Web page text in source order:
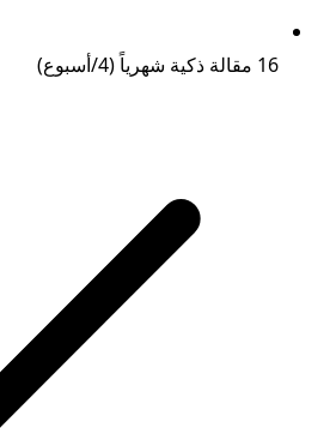
16 مقالة ذكية شهرياً (4/أسبوع)